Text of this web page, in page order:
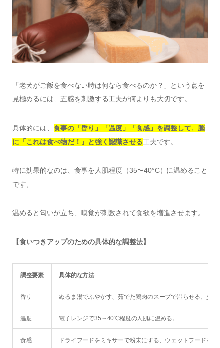
「老犬がご飯を食べない時は何なら食べるのか？」という点を
見極めるには、五感を刺激する工夫が何よりも大切です。
具体的には、 食事の「香り」「温度」「食感」を調整して、脳
に「これは食べ物だ！」と強く認識させる工夫です。
特に効果的なのは、食事を人肌程度（35〜40°C）に温めること
です。
温めると匂いが立ち、嗅覚が刺激されて食欲を増進させます。
【食いつきアップのための具体的な調整法】
調整要素 具体的な方法
香り ぬるま湯でふやかす、茹でた鶏肉のスープで湿らせる、少
温度 電子レンジで35～40℃程度の人肌に温める。
食感 ドライフードをミキサーで粉末にする、ウェットフードを